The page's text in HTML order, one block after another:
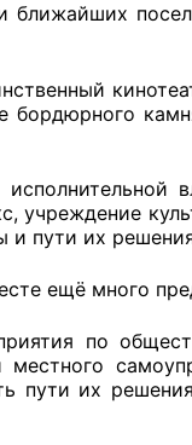
ближайших
бордюрного
учреждение
и пути их
ещё много
по
пути их